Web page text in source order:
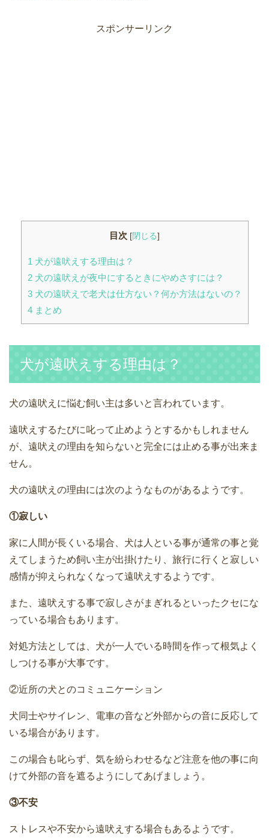
スポンサーリンク
目次 [閉じる]
1 犬が遠吠えする理由は？
2犬の遠吠えが夜中にするときにやめさすには？
3犬の遠吠えで老犬は仕方ない？何か方法はないの？
4まとめ
犬が遠吠えする理由は？
犬の遠吠えに悩む飼い主は多いと言われています。
遠吠えするたびに叱って止めようとするかもしれません
が、遠吠えの理由を知らないと完全には止める事が出来ま
せん。
犬の遠吠えの理由には次のようなものがあるようです。
①寂しい
家に人間が長くいる場合、犬は人といる事が通常の事と覚
えてしまうため飼い主が出掛けたり、旅行に行くと寂しい
感情が抑えられなくなって遠吠えするようです。
また、遠吠えする事で寂しさがまぎれるといったクセにな
っている場合もあります。
対処方法としては、犬が一人でいる時間を作って根気よく
しつける事が大事です。
②近所の犬とのコミュニケーション
犬同士やサイレン、電車の音など外部からの音に反応して
いる場合があります。
この場合も叱らず、気を紛らわせるなど注意を他の事に向
けて外部の音を遮るようにしてあげましょう。
③不安
ストレスや不安から遠吠えする場合もあるようです。